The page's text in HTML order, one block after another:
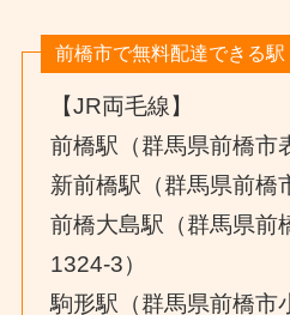
前橋市で無料配達できる駅
【JR両毛線】
前橋駅（群馬県前橋市
新前橋駅（群馬県前橋
前橋大島駅（群馬県前
1324-3）
駒形駅（群馬県前橋市